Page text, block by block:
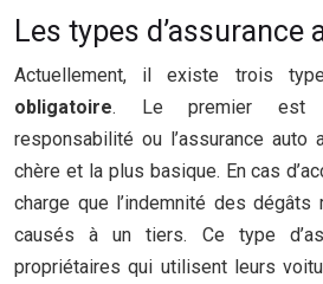
Les types d’assurance
Actuellement, il existe trois
obligatoire. Le premier est
responsabilité ou l’assurance auto
chère et la plus basique. En cas
charge que l’indemnité des
causés à un tiers. Ce type
propriétaires qui utilisent leurs